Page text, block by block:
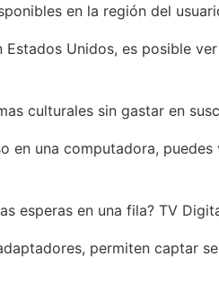
en la región del
Unidos, es posible
culturales sin gastar en
una computadora, puedes
esperas en una fila? TV
permiten captar